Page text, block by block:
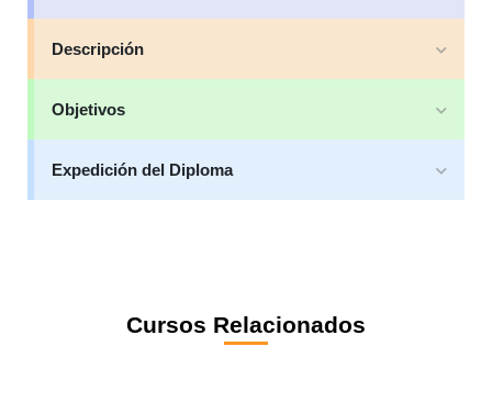
Descripción
Objetivos
Expedición del Diploma
Cursos Relacionados